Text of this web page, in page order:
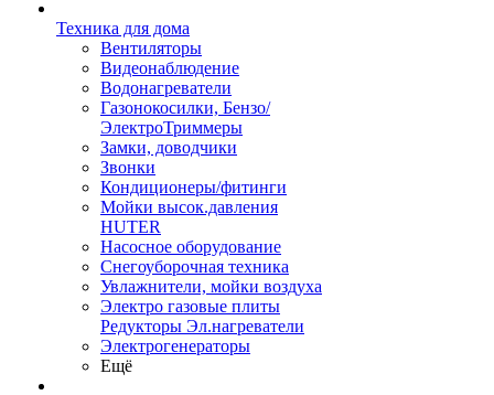
Техника для дома
Вентиляторы
Видеонаблюдение
Водонагреватели
Газонокосилки, Бензо/
ЭлектроТриммеры
Замки, доводчики
Звонки
Кондиционеры/фитинги
Мойки высок.давления
HUTER
Насосное оборудование
Снегоуборочная техника
Увлажнители, мойки воздуха
Электро газовые плиты
Редукторы Эл.нагреватели
Электрогенераторы
Ещё